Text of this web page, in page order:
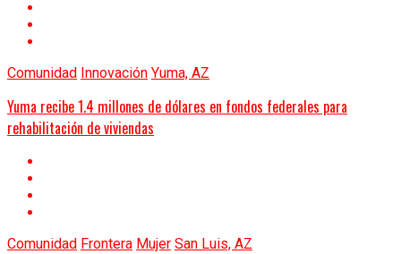
Comunidad Innovación Yuma, AZ
Yuma recibe 1.4 millones de dólares en fondos federales para
rehabilitación de viviendas
Comunidad Frontera Mujer San Luis, AZ